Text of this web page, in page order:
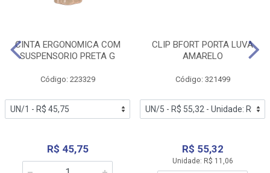
CINTA ERGONOMICA COM
SUSPENSORIO PRETA G
Código: 223329
R$ 45,75
CLIP BFORT PORTA LUVA
AMARELO
Código: 321499
R$ 55,32
Unidade: R$ 11,06